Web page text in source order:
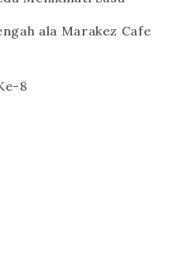
ala Marakez Cafe
8